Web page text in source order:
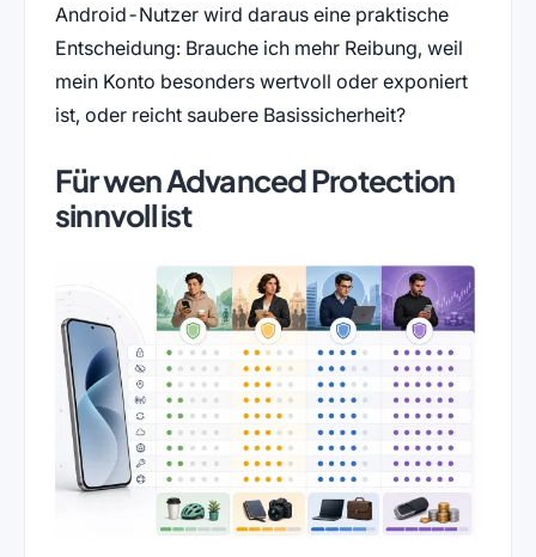
Android-Nutzer wird daraus eine praktische
Entscheidung: Brauche ich mehr Reibung, weil
mein Konto besonders wertvoll oder exponiert
ist, oder reicht saubere Basissicherheit?
Für wen Advanced Protection
sinnvoll ist